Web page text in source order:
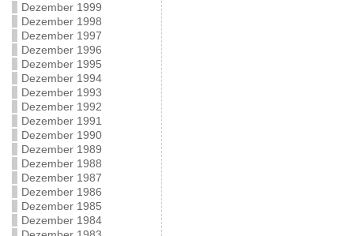
Dezember 1999
Dezember 1998
Dezember 1997
Dezember 1996
Dezember 1995
Dezember 1994
Dezember 1993
Dezember 1992
Dezember 1991
Dezember 1990
Dezember 1989
Dezember 1988
Dezember 1987
Dezember 1986
Dezember 1985
Dezember 1984